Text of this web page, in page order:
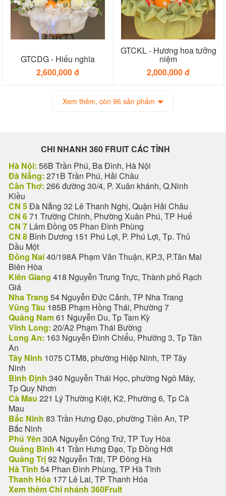
GTCDG - Hiếu nghĩa
2,600,000 đ
GTCKL - Hương hoa tưởng
niệm
2,000,000 đ
Xem thêm, còn 96 sản phẩm
CHI NHANH 360 FRUIT CÁC TỈNH
Hà Nội: 56B Trần Phú, Ba Đình, Hà Nội
Đà Nẵng: 271B Trần Phú, Hải Châu
Cần Thơ: 266 đường 30/4, P. Xuân khánh, Q.Ninh
Kiều
CN 5Đà Nẵng 32 Lê Thanh Nghị, Quận Hải Châu
CN 671 Trường Chinh, Phường Xuân Phú, TP Huế
CN 7 Lâm Đồng 05 Phan Đình Phùng
CN 8 Bình Dương 151 Phú Lợi, P. Phú Lợi, Tp. Thủ
Dầu Một
Đồng Nai40/198A Phạm Văn Thuận, KP.3, P.Tân Mai
Biên Hòa
Kiên Giang 418 Nguyễn Trung Trực, Thành phố Rạch
Giá
Nha Trang 54 Nguyễn Đức Cảnh, TP Nha Trang
Vũng Tàu 185B Phạm Hồng Thái, Phường 7
Quảng Nam61 Nguyễn Du, Tp Tam Kỳ
Vĩnh Long: 20/A2 Phạm Thái Bường
Long An: 163 Nguyễn Đình Chiểu, Phường 3, Tp Tân
An
Tây Ninh 1075 CTM8, phường Hiệp Ninh, TP Tây
Ninh
Bình Định 340 Nguyễn Thái Học, phường Ngô Mây,
Tp Quy Nhơn
Cà Mau 221 Lý Thường Kiệt, K2, Phường 6, Tp Cà
Mau
Bắc Ninh 83 Trần Hưng Đạo, phường Tiền An, TP
Bắc Ninh
Phú Yên 30A Nguyễn Công Trứ, TP Tuy Hòa
Quảng Bình 41 Trần Hưng Đạo, Tp Đồng Hới
Quảng Trị92 Nguyễn Trãi, TP Đông Hà
Hà Tĩnh 54 Phan Đình Phùng, TP Hà Tĩnh
Thanh Hóa 177 Lê Lai, TP Thanh Hóa
Xem thêm Chi nhánh 360Fruit